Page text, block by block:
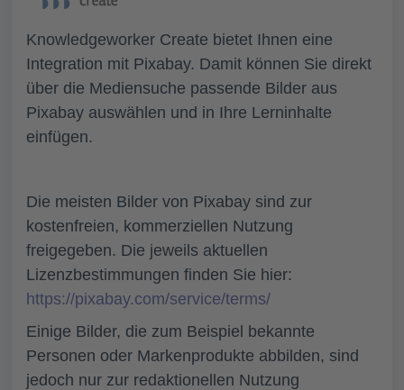
Knowledgeworker Create bietet Ihnen eine
Integration mit Pixabay. Damit können Sie direkt
über die Mediensuche passende Bilder aus
Pixabay auswählen und in Ihre Lerninhalte
einfügen.
Die meisten Bilder von Pixabay sind zur
kostenfreien, kommerziellen Nutzung
freigegeben. Die jeweils aktuellen
Lizenzbestimmungen finden Sie hier:
https://pixabay.com/service/terms/
Einige Bilder, die zum Beispiel bekannte
Personen oder Markenprodukte abbilden, sind
jedoch nur zur redaktionellen Nutzung